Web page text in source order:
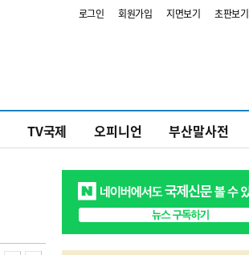
로그인 회원가입 지면보기 초판보기
TV국제 오피니언 부산말사전